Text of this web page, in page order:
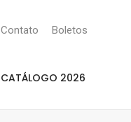
Contato Boletos
CATÁLOGO 2026